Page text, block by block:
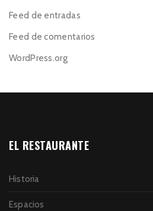
Feed de entradas
Feed de comentarios
WordPress.org
EL RESTAURANTE
Historia
Espacios